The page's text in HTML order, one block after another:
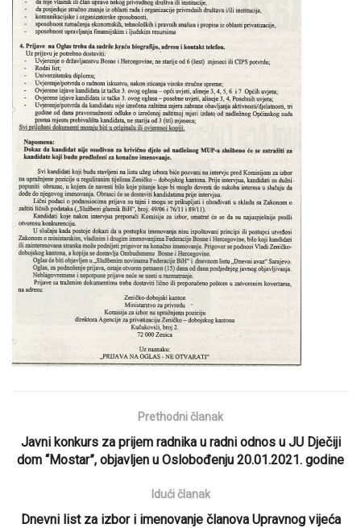
Prethodni članak
Javni konkurs za prijem radnika u radni odnos u JU Dječiji
dom “Mostar”, objavljen u Oslobođenju 20.01.2021. godine
Idući članak
Dnevni list za izbor i imenovanje članova Upravnog vijeća